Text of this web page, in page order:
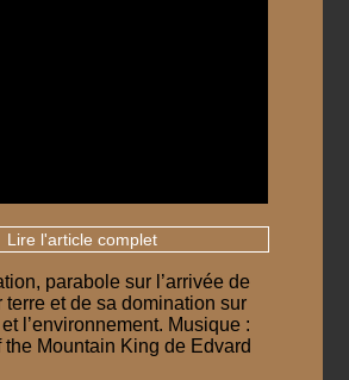
Lire l'article complet
parabole sur l’arrivée de
terre et de sa domination sur
l’environnement. Musique :
the Mountain King de Edvard